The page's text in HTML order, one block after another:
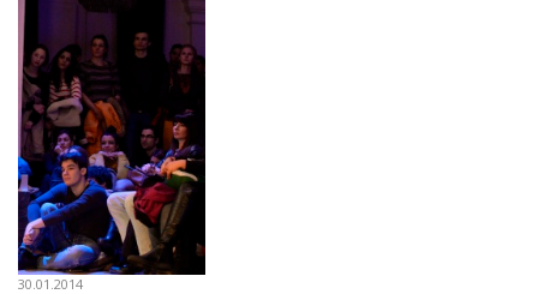
30.01.2014